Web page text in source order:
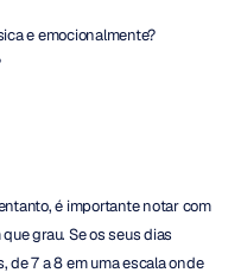
e emocionalmente?
é importante notar com
grau. Se os seus dias
7 a 8 em uma escala onde